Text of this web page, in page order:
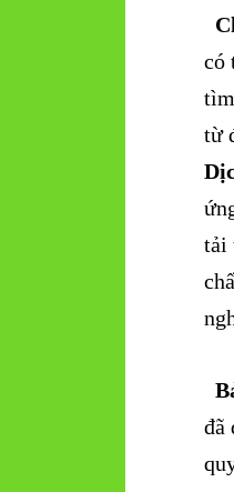
có
từ
tải
đã